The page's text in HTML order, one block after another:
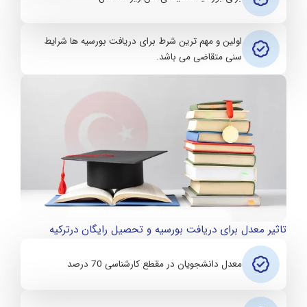
اولین و مهم ترین شرط برای دریافت بورسیه ها شرایط
سنی متقاضی می باشد.
تاثیر معدل برای دریافت بورسیه و تحصیل رایگان درترکیه
معدل دانشجویان در مقطع کارشناسی 70 درصد